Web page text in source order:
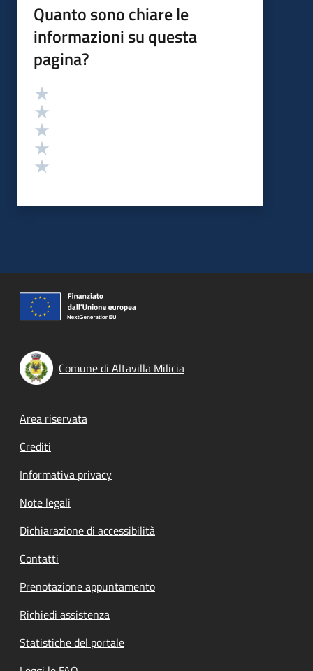
Quanto sono chiare le
informazioni su questa
pagina?
Valutazione
Comune di Altavilla Milicia
Footer menu
Area riservata
Crediti
Informativa privacy
Note legali
Dichiarazione di accessibilità
Contatti
Prenotazione appuntamento
Richiedi assistenza
Statistiche del portale